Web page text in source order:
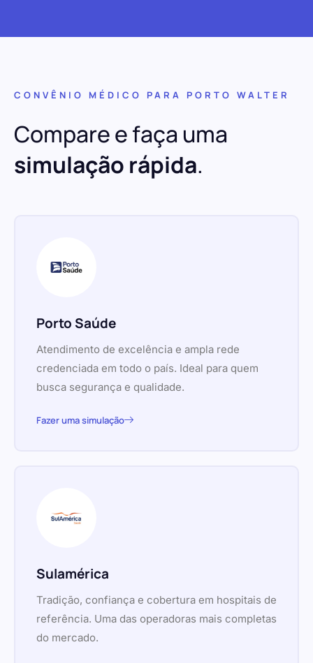
CONVÊNIO MÉDICO PARA PORTO WALTER
Compare e faça uma
simulação rápida.
Porto Saúde
Atendimento de excelência e ampla rede
credenciada em todo o país. Ideal para quem
busca segurança e qualidade.
Fazer uma simulação
Sulamérica
Tradição, confiança e cobertura em hospitais de
referência. Uma das operadoras mais completas
do mercado.